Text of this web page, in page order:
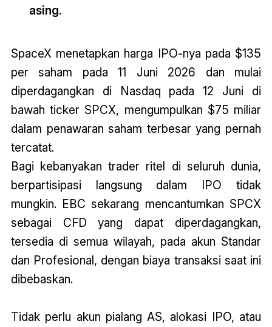
asing.
SpaceX menetapkan harga IPO-nya pada $135
per saham pada 11 Juni 2026 dan mulai
diperdagangkan di Nasdaq pada 12 Juni di
bawah ticker SPCX, mengumpulkan $75 miliar
dalam penawaran saham terbesar yang pernah
tercatat.
Bagi kebanyakan trader ritel di seluruh dunia,
berpartisipasi langsung dalam IPO tidak
mungkin. EBC sekarang mencantumkan SPCX
sebagai CFD yang dapat diperdagangkan,
tersedia di semua wilayah, pada akun Standar
dan Profesional, dengan biaya transaksi saat ini
dibebaskan.
Tidak perlu akun pialang AS, alokasi IPO, atau